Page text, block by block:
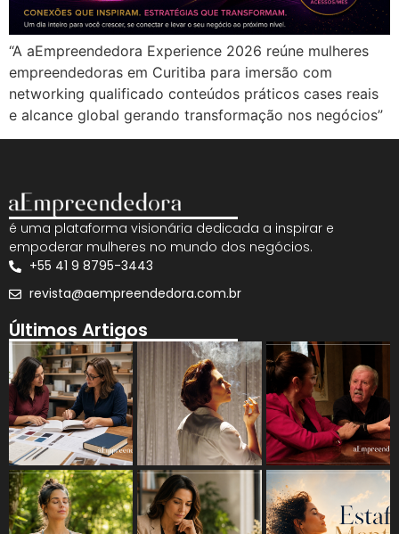
“A aEmpreendedora Experience 2026 reúne mulheres
empreendedoras em Curitiba para imersão com
networking qualificado conteúdos práticos cases reais
e alcance global gerando transformação nos negócios”
é uma plataforma visionária dedicada a inspirar e
empoderar mulheres no mundo dos negócios.
+55 41 9 8795-3443
revista@aempreendedora.com.br
Últimos Artigos